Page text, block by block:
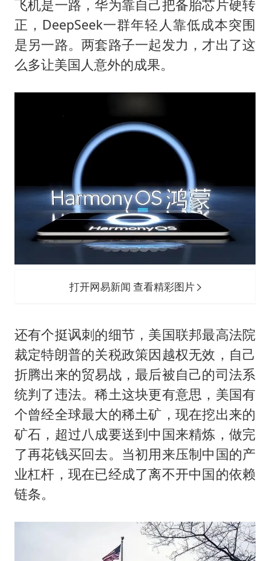
飞机是一路，华为靠自己把备胎芯片硬转
正，DeepSeek一群年轻人靠低成本突围
是另一路。两套路子一起发力，才出了这
么多让美国人意外的成果。
打开网易新闻 查看精彩图片
还有个挺讽刺的细节，美国联邦最高法院
裁定特朗普的关税政策因越权无效，自己
折腾出来的贸易战，最后被自己的司法系
统判了违法。稀土这块更有意思，美国有
个曾经全球最大的稀土矿，现在挖出来的
矿石，超过八成要送到中国来精炼，做完
了再花钱买回去。当初用来压制中国的产
业杠杆，现在已经成了离不开中国的依赖
链条。